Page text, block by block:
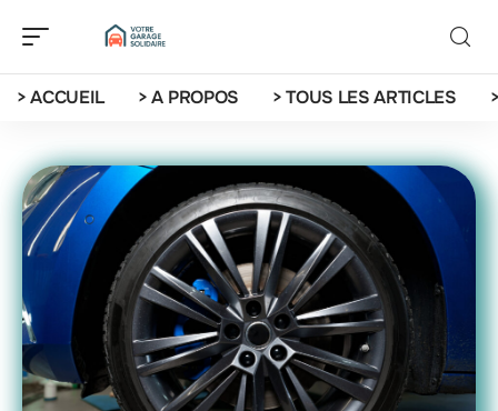
> ACCUEIL > A PROPOS > TOUS LES ARTICLES